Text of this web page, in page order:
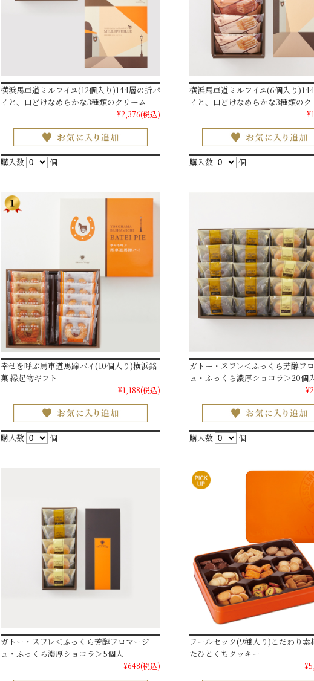
横浜馬車道ミルフイユ(12個入り)144層の折パ
イと、口どけなめらかな3種類のクリーム
¥2,376(税込)
購入数 個
横浜馬車道ミルフイユ(6個入り
イと、口どけなめらかな3種類のク
購入数 個
幸せを呼ぶ馬車道馬蹄パイ(10個入り)横浜銘
菓 縁起物ギフト
¥1,188(税込)
購入数 個
ガトー・スフレ＜ふっくら芳醇フ
ュ・ふっくら濃厚ショコラ＞20個
購入数 個
ガトー・スフレ＜ふっくら芳醇フロマージ
ュ・ふっくら濃厚ショコラ＞5個入
¥648(税込)
フールセック(9種入り)こだわり素
たひとくちクッキー